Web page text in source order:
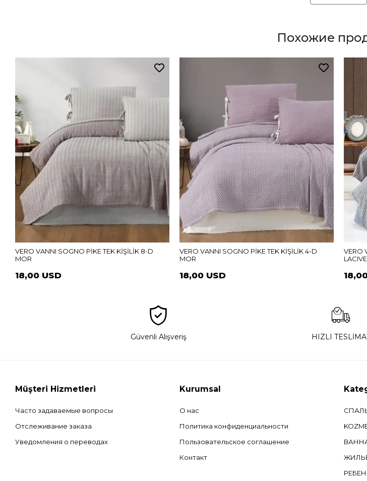
Похожие
VERO VANNI SOGNO PİKE TEK KİŞİLİK 8-D
MOR
18,00 USD
VERO VANNI SOGNO PİKE TEK KİŞİLİK 4-D
MOR
18,00 USD
VERO
Güvenli Alışveriş HIZLI
Müşteri Hizmetleri
Часто задаваемые вопросы
Отслеживание заказа
Уведомления о переводах
Kurumsal
О нас
Политика конфиденциальности
Пользовательское соглашение
Контакт